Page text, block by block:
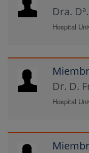
Dra.
Hospital
Dr. D.
Hospital